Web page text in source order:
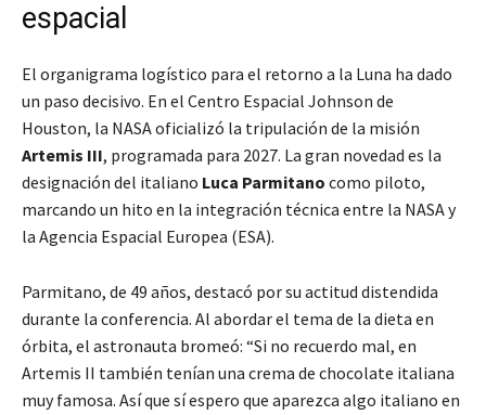
espacial
El organigrama logístico para el retorno a la Luna ha dado
un paso decisivo. En el Centro Espacial Johnson de
Houston, la NASA oficializó la tripulación de la misión
Artemis III, programada para 2027. La gran novedad es la
designación del italiano Luca Parmitano como piloto,
marcando un hito en la integración técnica entre la NASA y
la Agencia Espacial Europea (ESA).
Parmitano, de 49 años, destacó por su actitud distendida
durante la conferencia. Al abordar el tema de la dieta en
órbita, el astronauta bromeó: “Si no recuerdo mal, en
Artemis II también tenían una crema de chocolate italiana
muy famosa. Así que sí espero que aparezca algo italiano en